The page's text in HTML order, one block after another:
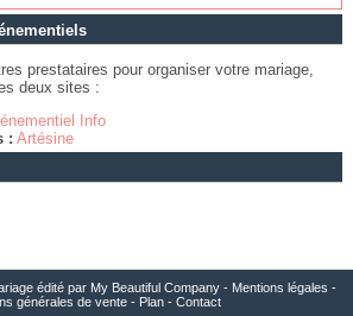
prestataires pour organiser votre mariage,
deux sites :
Info
: Artésine
édité par My Beautiful Company - Mentions légales -
générales de vente- Plan- Contact